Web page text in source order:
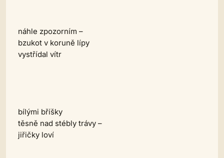
náhle zpozorním –
bzukot v koruně lípy
vystřídal vítr
bílými bříšky
těsně nad stébly trávy –
jiřičky loví